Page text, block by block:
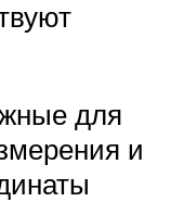
для
и